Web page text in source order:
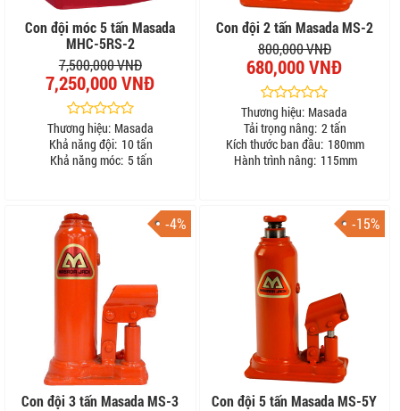
Con đội móc 5 tấn Masada
MHC-5RS-2
7,500,000 VNĐ
7,250,000 VNĐ
Thương hiệu: Masada
Khả năng đội: 10 tấn
Khả năng móc: 5 tấn
Con đội 2 tấn Masada MS-2
800,000 VNĐ
680,000 VNĐ
Thương hiệu: Masada
Tải trọng nâng: 2 tấn
Kích thước ban đầu: 180mm
Hành trình nâng: 115mm
-4%
Con đội 3 tấn Masada MS-3
-15%
Con đội 5 tấn Masada MS-5Y